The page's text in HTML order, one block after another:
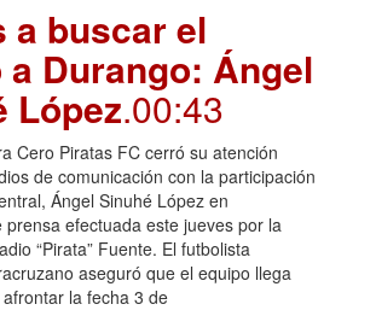
a buscar el
Durango: Ángel
López.00:43
Cero Piratas FC cerró su atención
de comunicación con la participación
Ángel Sinuhé López en
prensa efectuada este jueves por la
“Pirata” Fuente. El futbolista
aseguró que el equipo llega
la fecha 3 de